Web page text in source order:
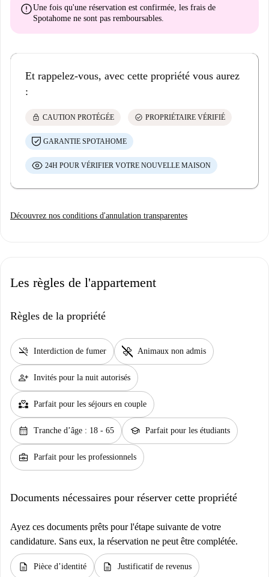
errorUne fois qu'une réservation est confirmée, les frais de
Spotahome ne sont pas remboursables.
Et rappelez-vous, avec cette propriété vous aurez
:
lock CAUTION PROTÉGÉE check_circle PROPRIÉTAIRE VÉRIFIÉ
GARANTIE SPOTAHOME
24H POUR VÉRIFIER VOTRE NOUVELLE MAISON
Découvrez nos conditions d'annulation transparentes
Les règles de l'appartement
Règles de la propriété
smoke_free Interdiction de fumer pet_supplies Animaux non admis
person_add Invités pour la nuit autorisés
partner_heart Parfait pour les séjours en couple
calendar_month Tranche d’âge : 18 - 65 school Parfait pour les étudiants
business_center Parfait pour les professionnels
Documents nécessaires pour réserver cette propriété
Ayez ces documents prêts pour l'étape suivante de votre
candidature. Sans eux, la réservation ne peut être complétée.
description Pièce d’identité description Justificatif de revenus